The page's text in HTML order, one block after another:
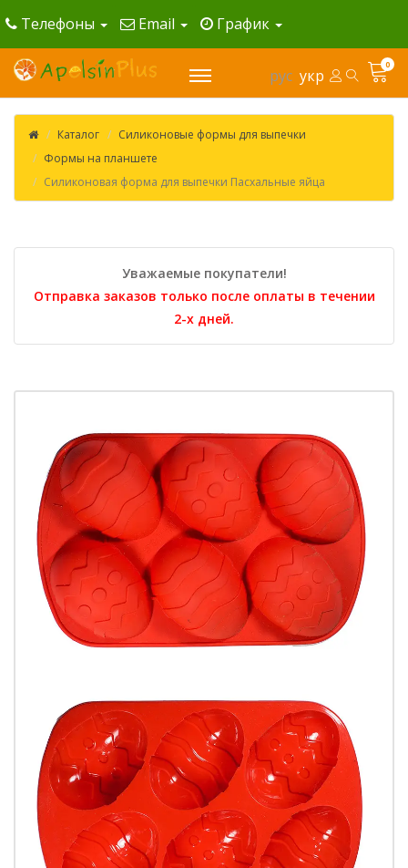
Телефоны Email График
рус укр
0
Каталог
Силиконовые формы для выпечки
Формы на планшете
Силиконовая форма для выпечки Пасхальные яйца
Уважаемые покупатели!
Отправка заказов только после оплаты в течении
2-х дней.